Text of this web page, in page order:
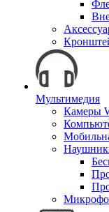
Мультимедия
Камеры